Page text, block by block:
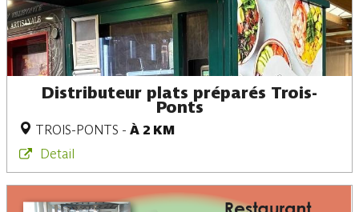
Distributeur plats préparés Trois-
Ponts
TROIS-PONTS - À 2 KM
Detail